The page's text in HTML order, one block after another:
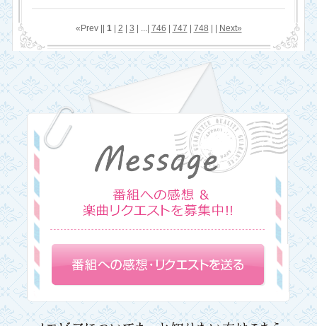
«Prev || 1| 2 3 | ...| 746 747 748 Next»